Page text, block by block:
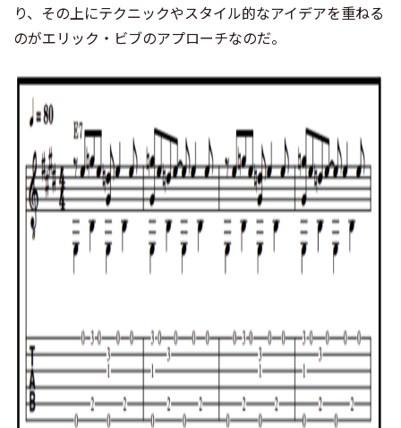
り、その上にテクニックやスタイル的なアイデアを重ねる
のがエリック・ビブのアプローチなのだ。